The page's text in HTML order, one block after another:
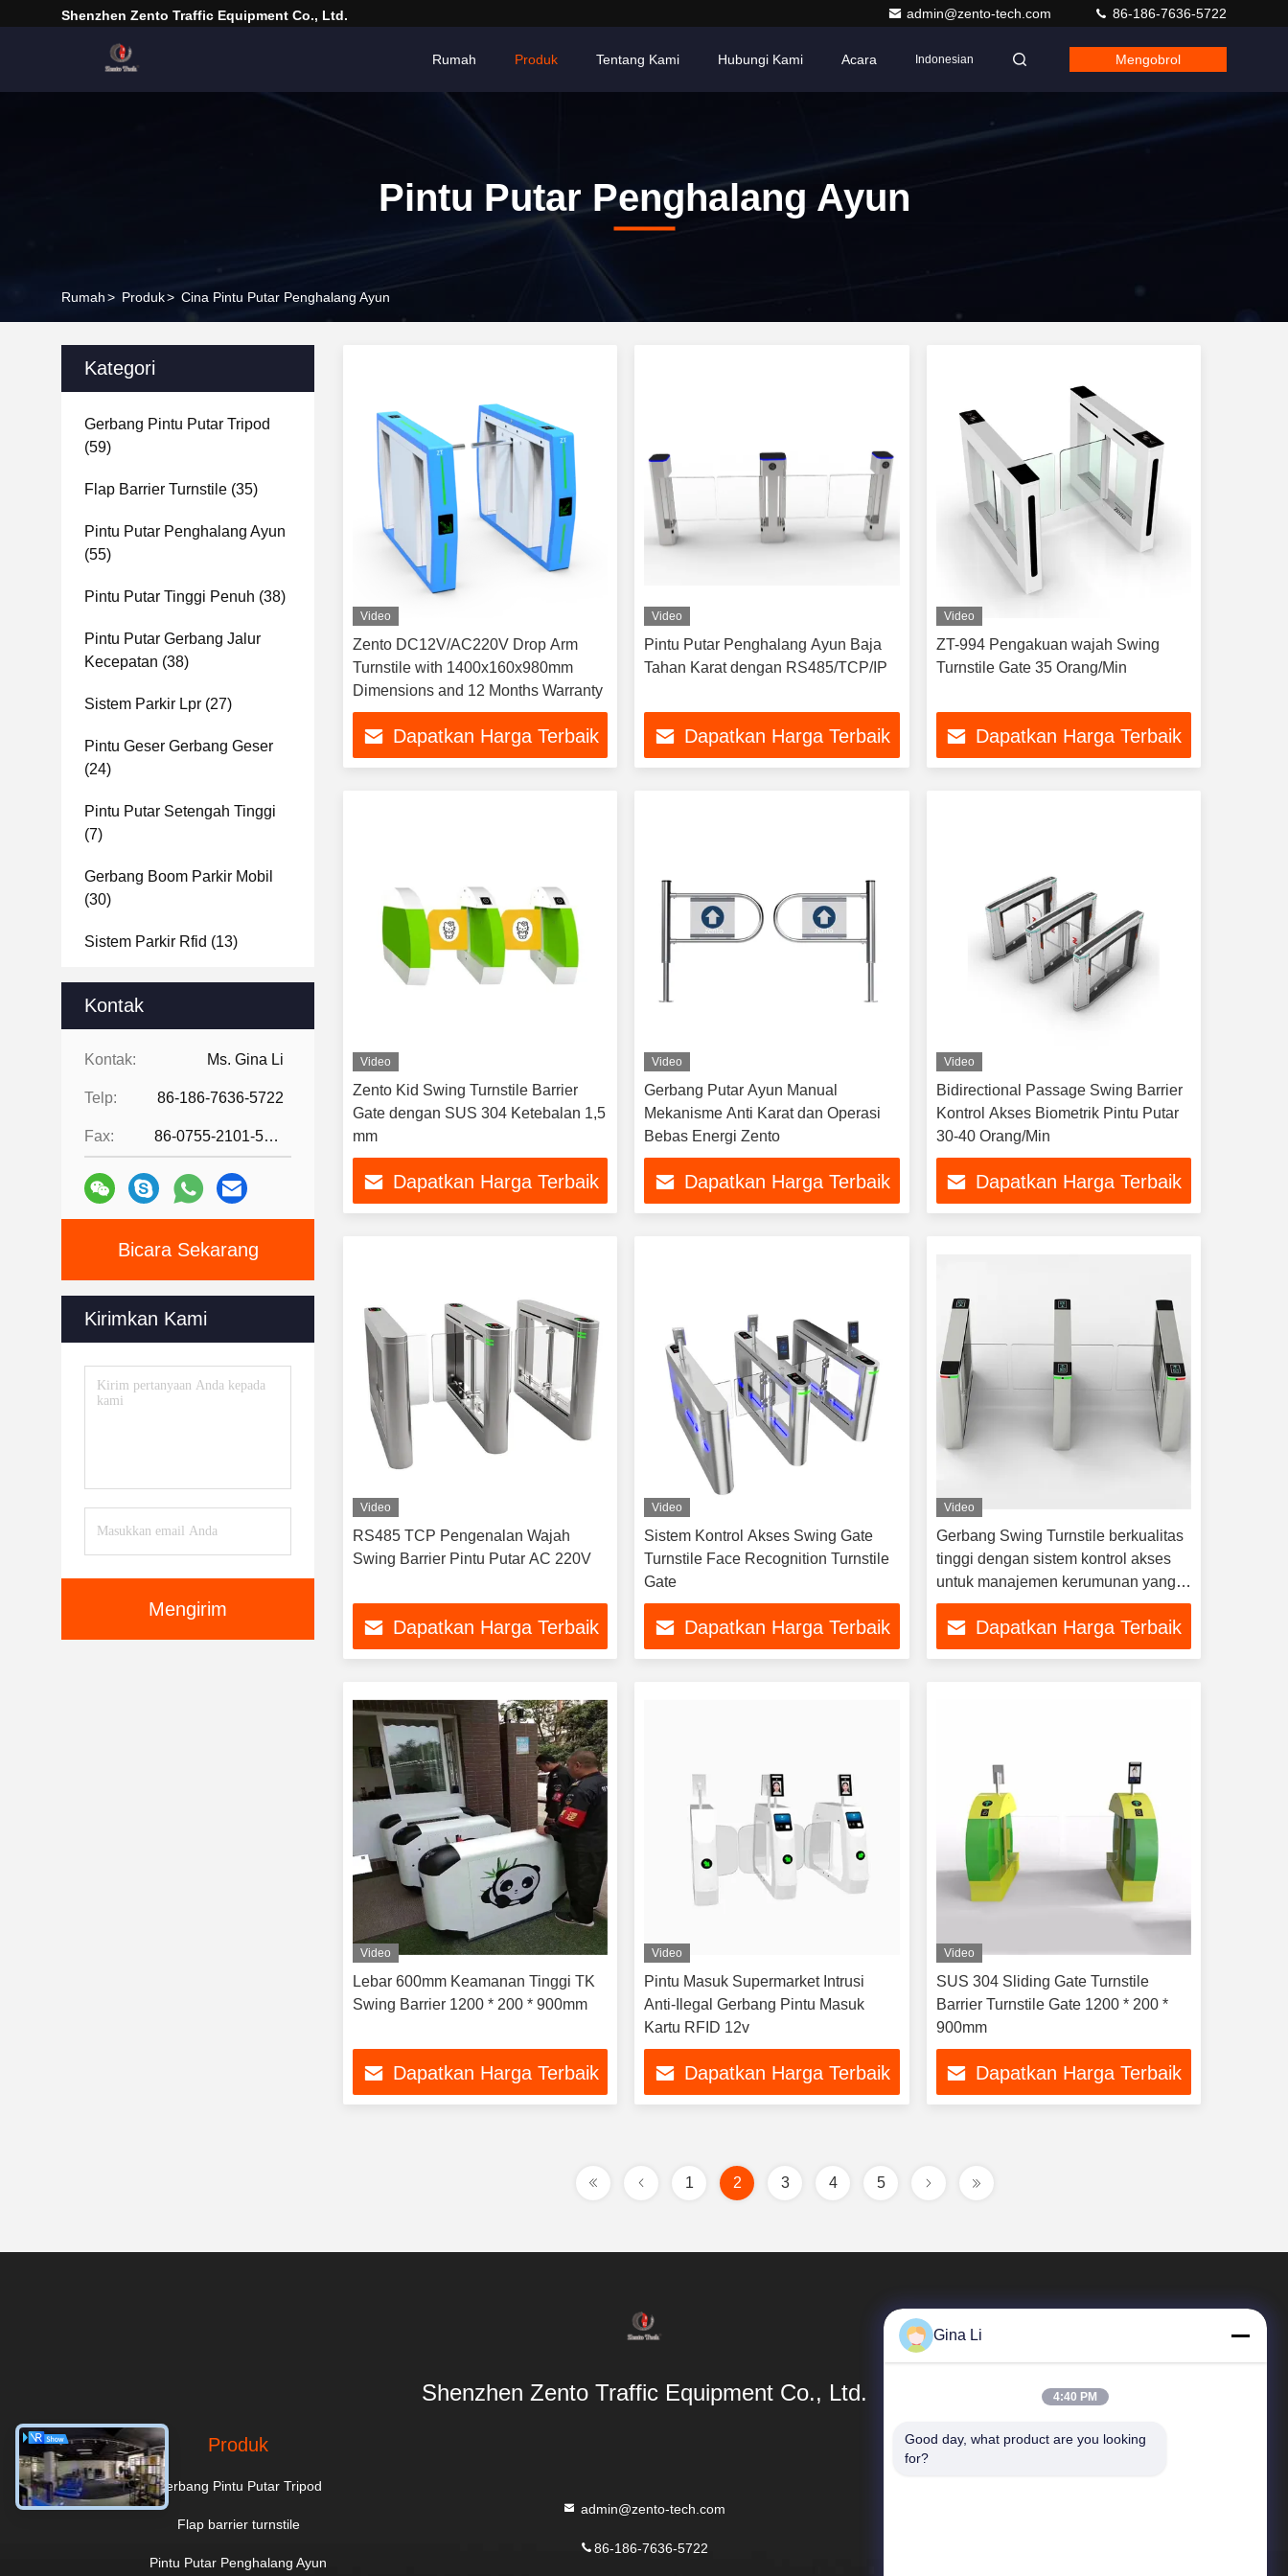
Shenzhen Zento Traffic Equipment Co., Ltd. admin@zento-tech.com 86-186-7636-5722
Rumah Produk Tentang Kami Hubungi Kami Acara Indonesian Mengobrol
Pintu Putar Penghalang Ayun
Rumah> Produk> Cina Pintu Putar Penghalang Ayun
Kategori
Gerbang Pintu Putar Tripod
(59)
Flap Barrier Turnstile (35)
Pintu Putar Penghalang Ayun
(55)
Pintu Putar Tinggi Penuh (38)
Pintu Putar Gerbang Jalur
Kecepatan (38)
Sistem Parkir Lpr (27)
Pintu Geser Gerbang Geser
(24)
Pintu Putar Setengah Tinggi
(7)
Gerbang Boom Parkir Mobil
(30)
Sistem Parkir Rfid (13)
Bollard Naik Hidraulik(26)
Pembuka Pintu Otomatis(6)
Kunci Ruang Parkir(8)
Terminal Pengenalan Wajah
(10)
Berjalan Melalui Detektor
Logam(6)
Pemindai Bagasi Sinar X
Kontak
Kontak: Ms. Gina Li
Telp: 86-186-7636-5722
Fax: 86-0755-2101-5736
Bicara Sekarang
Kirimkan Kami
Mengirim
Video
Zento DC12V/AC220V Drop Arm
Turnstile with 1400x160x980mm
Dimensions and 12 Months Warranty
Dapatkan Harga Terbaik
Video
Pintu Putar Penghalang Ayun Baja
Tahan Karat dengan RS485/TCP/IP
Dapatkan Harga Terbaik
Video
ZT-994 Pengakuan wajah Swing
Turnstile Gate 35 Orang/Min
Dapatkan Harga Terbaik
Video
Zento Kid Swing Turnstile Barrier
Gate dengan SUS 304 Ketebalan 1,5
mm
Dapatkan Harga Terbaik
Video
Gerbang Putar Ayun Manual
Mekanisme Anti Karat dan Operasi
Bebas Energi Zento
Dapatkan Harga Terbaik
Video
Bidirectional Passage Swing Barrier
Kontrol Akses Biometrik Pintu Putar
30-40 Orang/Min
Dapatkan Harga Terbaik
Video
RS485 TCP Pengenalan Wajah
Swing Barrier Pintu Putar AC 220V
Dapatkan Harga Terbaik
Video
Sistem Kontrol Akses Swing Gate
Turnstile Face Recognition Turnstile
Gate
Dapatkan Harga Terbaik
Video
Gerbang Swing Turnstile berkualitas
tinggi dengan sistem kontrol akses
untuk manajemen kerumunan yang
efisien
Dapatkan Harga Terbaik
Video
Lebar 600mm Keamanan Tinggi TK
Swing Barrier 1200 * 200 * 900mm
Dapatkan Harga Terbaik
Video
Pintu Masuk Supermarket Intrusi
Anti-Ilegal Gerbang Pintu Masuk
Kartu RFID 12v
Dapatkan Harga Terbaik
Video
SUS 304 Sliding Gate Turnstile
Barrier Turnstile Gate 1200 * 200 *
900mm
Dapatkan Harga Terbaik
1 2 3 4 5
Shenzhen Zento Traffic Equipment Co., Ltd.
Produk
Gerbang Pintu Putar Tripod
Flap barrier turnstile
Pintu Putar Penghalang Ayun
admin@zento-tech.com
86-186-7636-5722
Tautan Langsung
Gina Li
4:40 PM
Good day, what product are you looking
for?